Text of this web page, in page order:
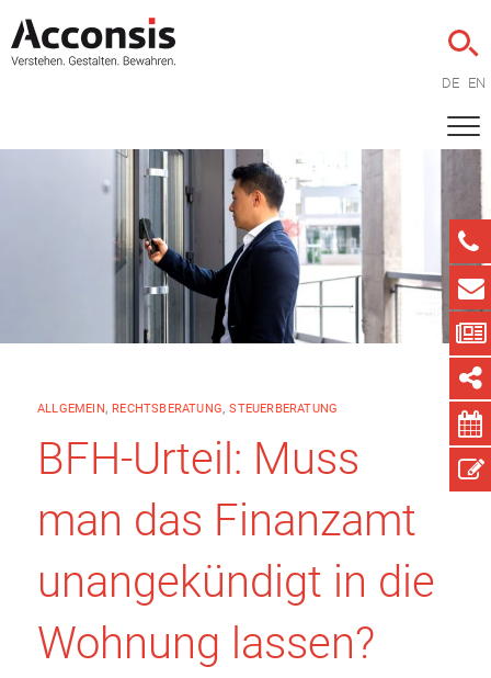
DE EN
ALLGEMEIN, RECHTSBERATUNG,STEUERBERATUNG
BFH-Urteil: Muss
man das Finanzamt
unangekündigt in die
Wohnung lassen?